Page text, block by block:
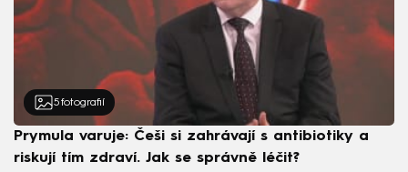
5 fotografií
Prymula varuje: Češi si zahrávají s antibiotiky a
riskují tím zdraví. Jak se správně léčit?